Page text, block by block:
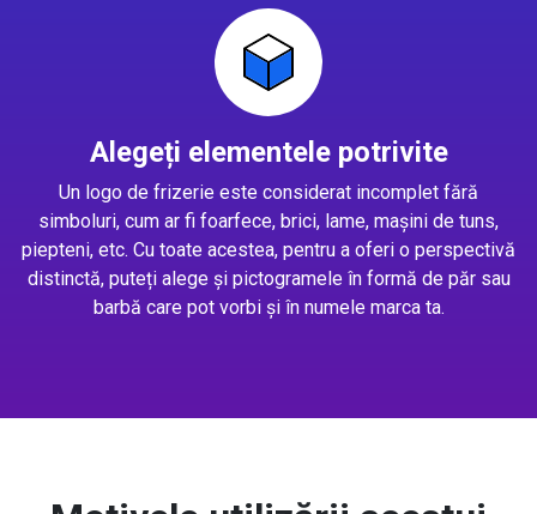
Alegeți elementele potrivite
Un logo de frizerie este considerat incomplet fără
simboluri, cum ar fi foarfece, brici, lame, mașini de tuns,
piepteni, etc. Cu toate acestea, pentru a oferi o perspectivă
distinctă, puteți alege și pictogramele în formă de păr sau
barbă care pot vorbi și în numele marca ta.